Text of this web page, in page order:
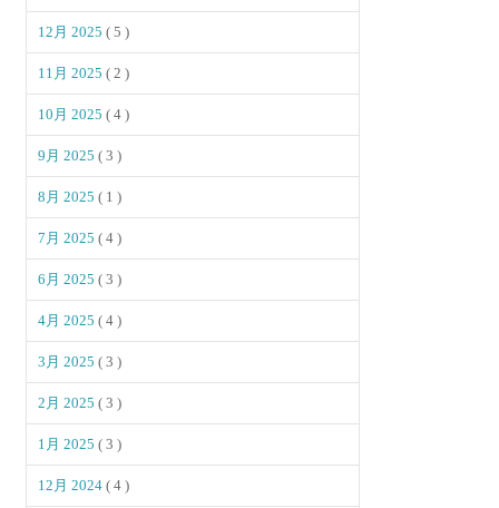
12月 2025( 5 )
11月 2025( 2 )
10月 2025( 4 )
9月 2025( 3 )
8月 2025( 1 )
7月 2025( 4 )
6月 2025( 3 )
4月 2025( 4 )
3月 2025( 3 )
2月 2025( 3 )
1月 2025( 3 )
12月 2024( 4 )